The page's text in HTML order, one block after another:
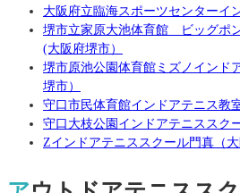
大阪府立臨海スポーツセンターイ
堺市立家原大池体育館 ビッグポ
(大阪府堺市）
堺市原池公園体育館ミズノインド
堺市）
守口市民体育館インドアテニス教
守口大枝公園インドアテニススク
Zインドアテニススクール門真（大